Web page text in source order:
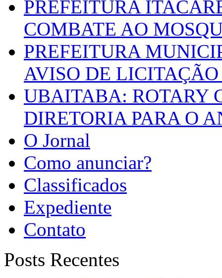
PREFEITURA
COMBATE AO
PREFEITURA
AVISO DE LICITAÇÃO
UBAITABA: ROTARY
DIRETORIA PARA O
O Jornal
Como anunciar?
Classificados
Expediente
Contato
Posts Recentes